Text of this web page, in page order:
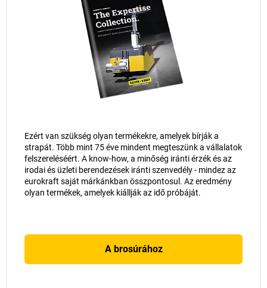
Ezért van szükség olyan termékekre, amelyek bírják a
strapát. Több mint 75 éve mindent megteszünk a vállalatok
felszereléséért. A know-how, a minőség iránti érzék és az
irodai és üzleti berendezések iránti szenvedély - mindez az
eurokraft saját márkánkban összpontosul. Az eredmény
olyan termékek, amelyek kiállják az idő próbáját.
A brosúrához